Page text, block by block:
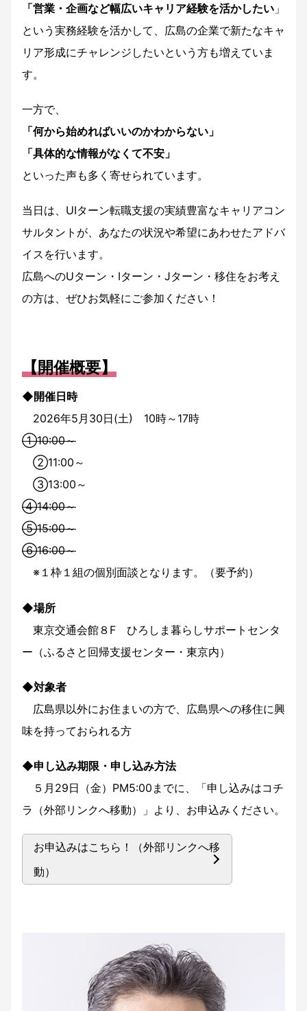
「営業・企画など幅広いキャリア経験を活かしたい 」
という実務経験を活かして、広島の企業で新たなキャ
リア形成にチャレンジしたいという方も増えていま
す。
一方で、
「何から始めればいいのかわからない」
「具体的な情報がなくて不安」
といった声も多く寄せられています。
当日は、UIターン転職支援の実績豊富なキャリアコン
サルタントが、あなたの状況や希望にあわせたアドバ
イスを行います。
広島へのUターン・Iターン・Jターン・移住をお考え
の方は、ぜひお気軽にご参加ください！
【開催概要】
◆開催日時
2026年5月30日(土) 10時～17時
①10:00～
②11:00～
③13:00～
④14:00～
⑤15:00～
⑥16:00～
※１枠１組の個別面談となります。（要予約）
◆場所
東京交通会館８F ひろしま暮らしサポートセンタ
ー（ふるさと回帰支援センター・東京内）
◆対象者
広島県以外にお住まいの方で、広島県への移住に興
味を持っておられる方
◆申し込み期限・申し込み方法
５月29日（金）PM5:00までに、「申し込みはコチ
ラ（外部リンクへ移動）」より、お申込みください。
お申込みはこちら！（外部リンクへ移
動）